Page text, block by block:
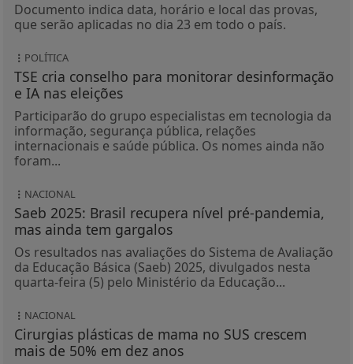
Documento indica data, horário e local das provas,
que serão aplicadas no dia 23 em todo o país.
POLÍTICA
TSE cria conselho para monitorar desinformação
e IA nas eleições
Participarão do grupo especialistas em tecnologia da
informação, segurança pública, relações
internacionais e saúde pública. Os nomes ainda não
foram...
NACIONAL
Saeb 2025: Brasil recupera nível pré-pandemia,
mas ainda tem gargalos
Os resultados nas avaliações do Sistema de Avaliação
da Educação Básica (Saeb) 2025, divulgados nesta
quarta-feira (5) pelo Ministério da Educação...
NACIONAL
Cirurgias plásticas de mama no SUS crescem
mais de 50% em dez anos